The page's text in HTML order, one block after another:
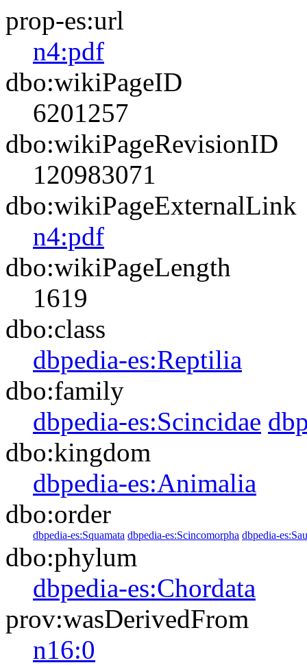
prop-es:url
n4:pdf
dbo:wikiPageID
6201257
dbo:wikiPageRevisionID
120983071
dbo:wikiPageExternalLink
n4:pdf
dbo:wikiPageLength
1619
dbo:class
dbpedia-es:Reptilia
dbo:family
dbpedia-es:Scincidae
dbo:kingdom
dbpedia-es:Animalia
dbo:order
dbpedia-es:Squamata dbpedia-es:Scincomorpha dbpedia-
dbo:phylum
dbpedia-es:Chordata
prov:wasDerivedFrom
n16:0